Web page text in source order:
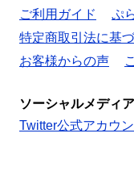
ご利用ガイド
ぷ
特定商取引法に基
お客様からの声
ソーシャルメディア
Twitter公式アカウン